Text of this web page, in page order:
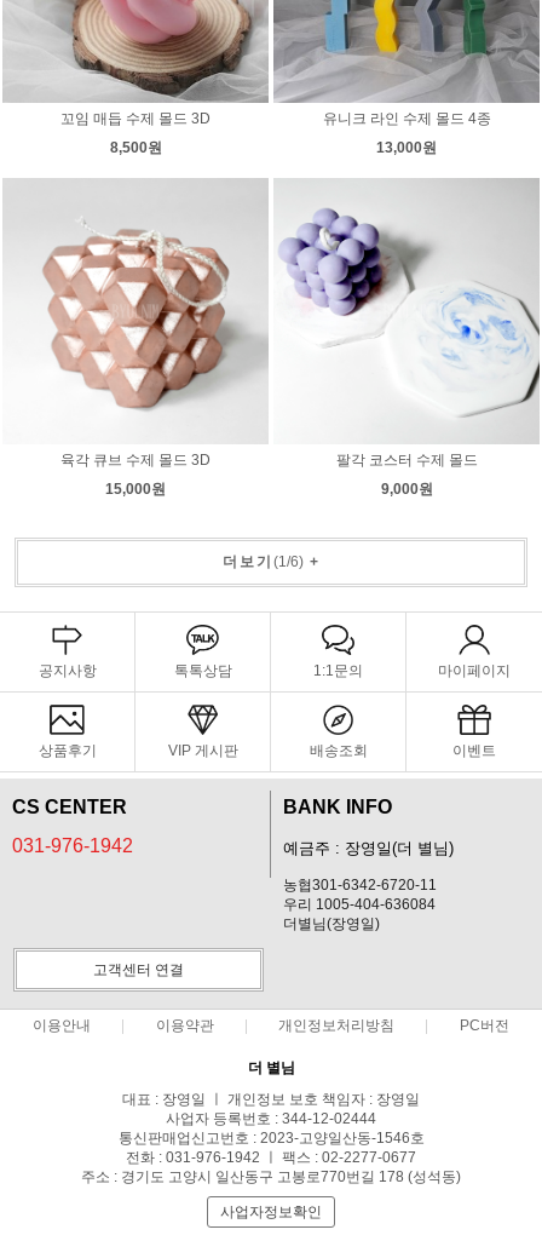
꼬임 매듭 수제 몰드 3D
8,500원
유니크 라인 수제 몰드 4종
13,000원
육각 큐브 수제 몰드 3D
15,000원
팔각 코스터 수제 몰드
9,000원
더보기 (1/6)+
공지사항 톡톡상담 1:1문의 마이페이지
상품후기 VIP 게시판 배송조회 이벤트
CS CENTER
031-976-1942
BANK INFO
예금주 : 장영일(더 별님)
농협301-6342-6720-11
우리 1005-404-636084
더별님(장영일)
고객센터 연결
이용안내 이용약관 개인정보처리방침 PC버전
더 별님
대표 : 장영일 ㅣ 개인정보 보호 책임자 : 장영일
사업자 등록번호 : 344-12-02444
통신판매업신고번호 : 2023-고양일산동-1546호
전화 : 031-976-1942 ㅣ 팩스 : 02-2277-0677
주소 : 경기도 고양시 일산동구 고봉로770번길 178 (성석동)
사업자정보확인